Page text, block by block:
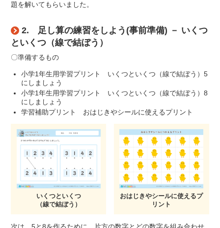
題を解いてもらいました。
2. 足し算の練習をしよう(事前準備) － いくつ
といくつ（線で結ぼう）
〇準備するもの
小学1年生用学習プリント いくつといくつ（線で結ぼう）5
にしましょう
小学1年生用学習プリント いくつといくつ（線で結ぼう）8
にしましょう
学習補助プリント おはじきやシールに使えるプリント
いくつといくつ
（線で結ぼう）
おはじきやシールに使えるプ
リント